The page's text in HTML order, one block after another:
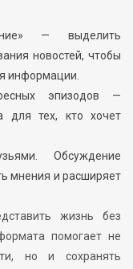
— выделить
новостей, чтобы
информации.
эпизодов —
для тех, кто хочет
Обсуждение
мнения и расширяет
жизнь без
помогает не
но и сохранять